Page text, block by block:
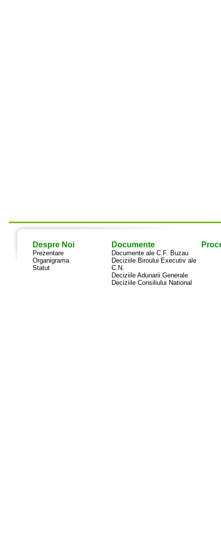
Despre Noi
Prezentare
Organigrama
Statut
Documente
Documente ale C.F. Buzau
Deciziile Biroului Executiv ale
C.N.
Deciziile Adunarii Generale
Deciziile Consiliului National